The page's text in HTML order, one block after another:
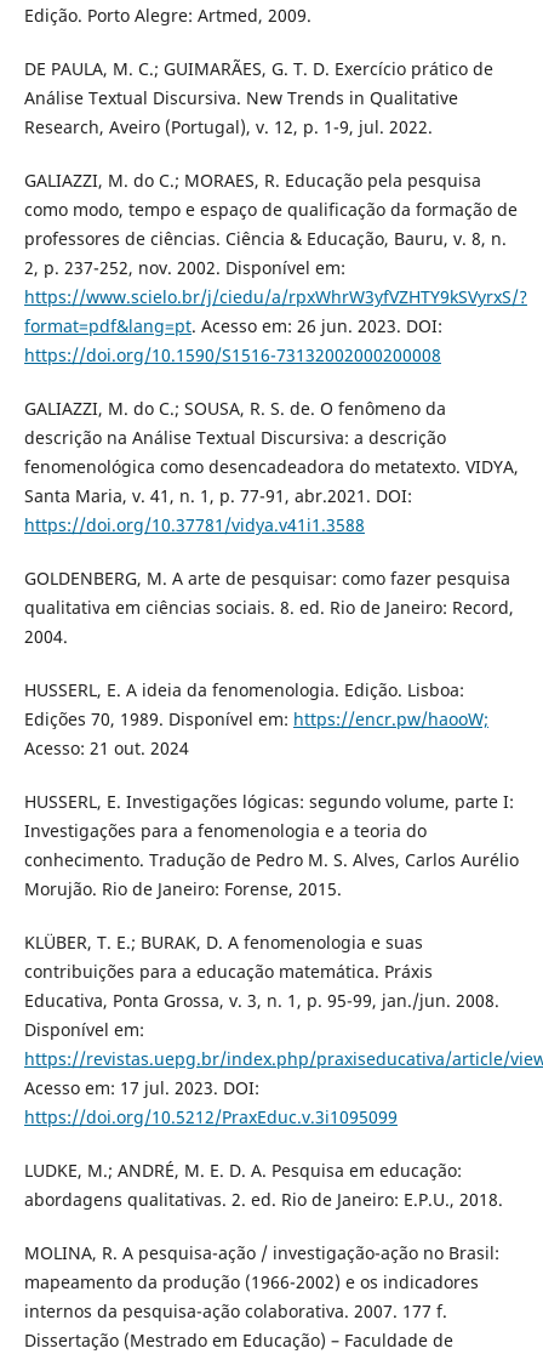
Edição. Porto Alegre: Artmed, 2009.
DE PAULA, M. C.; GUIMARÃES, G. T. D. Exercício prático de
Análise Textual Discursiva. New Trends in Qualitative
Research, Aveiro (Portugal), v. 12, p. 1-9, jul. 2022.
GALIAZZI, M. do C.; MORAES, R. Educação pela pesquisa
como modo, tempo e espaço de qualificação da formação de
professores de ciências. Ciência & Educação, Bauru, v. 8, n.
2, p. 237-252, nov. 2002. Disponível em:
https://www.scielo.br/j/ciedu/a/rpxWhrW3yfVZHTY9kSVyrxS/?
format=pdf&lang=pt. Acesso em: 26 jun. 2023. DOI:
https://doi.org/10.1590/S1516-73132002000200008
GALIAZZI, M. do C.; SOUSA, R. S. de. O fenômeno da
descrição na Análise Textual Discursiva: a descrição
fenomenológica como desencadeadora do metatexto. VIDYA,
Santa Maria, v. 41, n. 1, p. 77-91, abr.2021. DOI:
https://doi.org/10.37781/vidya.v41i1.3588
GOLDENBERG, M. A arte de pesquisar: como fazer pesquisa
qualitativa em ciências sociais. 8. ed. Rio de Janeiro: Record,
2004.
HUSSERL, E. A ideia da fenomenologia. Edição. Lisboa:
Edições 70, 1989. Disponível em: https://encr.pw/haooW;
Acesso: 21 out. 2024
HUSSERL, E. Investigações lógicas: segundo volume, parte I:
Investigações para a fenomenologia e a teoria do
conhecimento. Tradução de Pedro M. S. Alves, Carlos Aurélio
Morujão. Rio de Janeiro: Forense, 2015.
KLÜBER, T. E.; BURAK, D. A fenomenologia e suas
contribuições para a educação matemática. Práxis
Educativa, Ponta Grossa, v. 3, n. 1, p. 95-99, jan./jun. 2008.
Disponível em:
https://revistas.uepg.br/index.php/praxiseducativa/article/
Acesso em: 17 jul. 2023. DOI:
https://doi.org/10.5212/PraxEduc.v.3i1095099
LUDKE, M.; ANDRÉ, M. E. D. A. Pesquisa em educação:
abordagens qualitativas. 2. ed. Rio de Janeiro: E.P.U., 2018.
MOLINA, R. A pesquisa-ação / investigação-ação no Brasil:
mapeamento da produção (1966-2002) e os indicadores
internos da pesquisa-ação colaborativa. 2007. 177 f.
Dissertação (Mestrado em Educação) – Faculdade de